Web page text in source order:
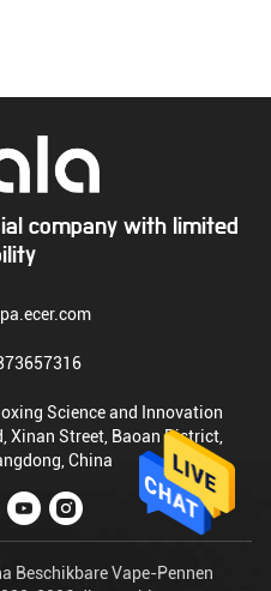
company with limited
Science and Innovation
Xinan Street, Baoan District,
China
Beschikbare Vape-Pennen